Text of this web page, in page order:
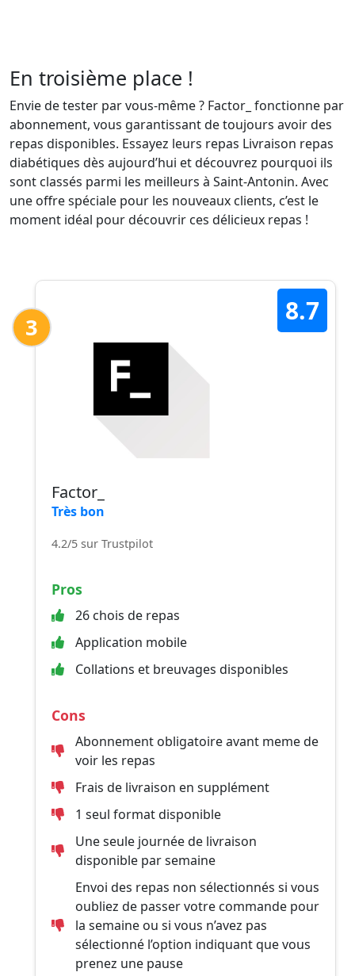
En troisième place !
Envie de tester par vous-même ? Factor_ fonctionne par
abonnement, vous garantissant de toujours avoir des
repas disponibles. Essayez leurs repas Livraison repas
diabétiques dès aujourd’hui et découvrez pourquoi ils
sont classés parmi les meilleurs à Saint-Antonin. Avec
une offre spéciale pour les nouveaux clients, c’est le
moment idéal pour découvrir ces délicieux repas !
3
8.7
Factor_
Très bon
4.2/5 sur Trustpilot
Pros
26 chois de repas
Application mobile
Collations et breuvages disponibles
Cons
Abonnement obligatoire avant meme de
voir les repas
Frais de livraison en supplément
1 seul format disponible
Une seule journée de livraison
disponible par semaine
Envoi des repas non sélectionnés si vous
oubliez de passer votre commande pour
la semaine ou si vous n’avez pas
sélectionné l’option indiquant que vous
prenez une pause